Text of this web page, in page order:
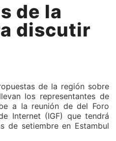
de la
discutir
de la región sobre
los representantes de
a la reunión de del Foro
Internet (IGF) que tendrá
de setiembre en Estambul